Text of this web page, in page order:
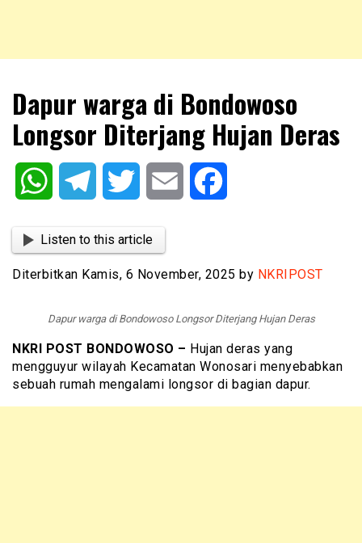
NKRIPOST
Dapur warga di Bondowoso
Longsor Diterjang Hujan Deras
WhatsAppTelegram Twitter Email
Listen to this article
Diterbitkan Kamis, 6 November, 2025 by NKRIPOST
Dapur warga di Bondowoso Longsor Diterjang Hujan Deras
NKRI POST BONDOWOSO – Hujan deras yang
mengguyur wilayah Kecamatan Wonosari menyebabkan
sebuah rumah mengalami longsor di bagian dapur.